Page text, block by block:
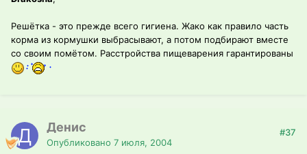
Решётка - это прежде всего гигиена. Жако как правило часть
корма из кормушки выбрасывают, а потом подбирают вместе
со своим помётом. Расстройства пищеварения гарантированы
Денис
Опубликовано 7 июля, 2004
#37